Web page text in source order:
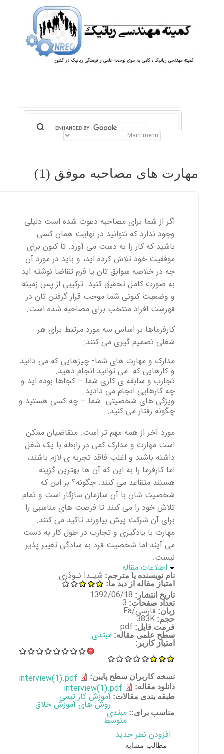
مهارت های مصاحبه موفق (1)
اگر از شما برای مصاحبه دعوت شده است دلیلی
وجود ندارد که نتوانید در نهایت همان کسی
باشید که کار را به دست می آورد. تا کنون برای
موفقیت خود تلاش کرده اید، و باید در مورد آن
چه در خلاصه سوابق تان یا فرم تقاضا نوشته اید
به صورت کامل تحقیق کنید. ترکیبی از پس زمینه
و وضعیت کنونی شما موجب قرار گرفتن تان در
فهرست افراد منتخب برای مصاحبه شده است.
کارفرماها بر اساس سه مورد مرتبط برای هر
شغلی تصمیم گیری می کنند:
مدارک و مهارت های شما- چیزهایی که می دانید
و کارهایی که می توانید انجام دهید.
تجارب و سابقه ی کاری شما – کجاها بوده اید و
چه کارهایی انجام می دادید.
ویژگی های شخصیتی شما – چه کسی هستید و
چگونه رفتار می کنید.
مورد آخر از همه مهم تر است. متقاضیان ممکن
است مهارت و مدارک کمی در رابطه با یک شغل
داشته باشند و اغلب فاقد تجربه ی لازم باشند،
اما کارفرما را به این که آن ها بهترین گزینه
هستند متقاعد می کنند. چگونه؟ بر این که
شخصیت شان با آن سازمان سازگار است و تمام
تلاش خود را می کنند تا فرصت های مناسبی را
برای آن شرکت پیش بیاورند تاکید می کنند.
مهارت با یادگیری و تجارب در طول کار به دست
می آیند اما شخصیت فرد به سادگی تغییر پذیر
نیست.
پنهان کن
اطلاعات مقاله
نام نویسنده یا مترجم:شیـدا نـوذری
امتیاز مقاله از دید ما:
تاریخ انتشار: 1392/06/18
تعداد صفحات:3
زبان:فارسی/Fa
حجم:383K
فرمت فایل:pdf
سطح علمی مقاله:مبتدی
امتیاز کاربر:
نسخه کاربران سطح پایین: interview(1).pdf
دانلود مقاله: interview(1).pdf
طبقه بندی مقالات:آموزش کار تیمی
روش های آموزش خلاق
مناسب برای::مبتدی
متوسط
افزودن نظر جدید
مطالب مشابه